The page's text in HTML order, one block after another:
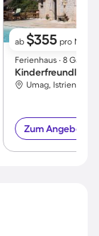
ab $355 pro Nacht
Ferienhaus ∙ 8 Gäste
Umag, Istrien,
Zum Angebot